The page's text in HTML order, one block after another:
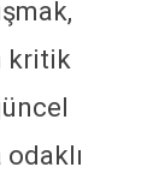
kritik